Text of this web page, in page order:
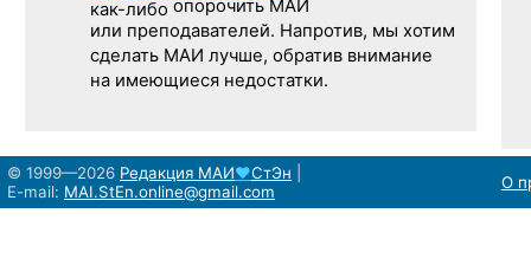
как-либо опорочить МАИ
или преподавателей. Напротив, мы хотим
сделать МАИ лучше, обратив внимание
на имеющиеся недостатки.
© 1999—2026 Редакция МАИ♥СтЭн
E-mail: MAI.StEn.online@gmail.com О